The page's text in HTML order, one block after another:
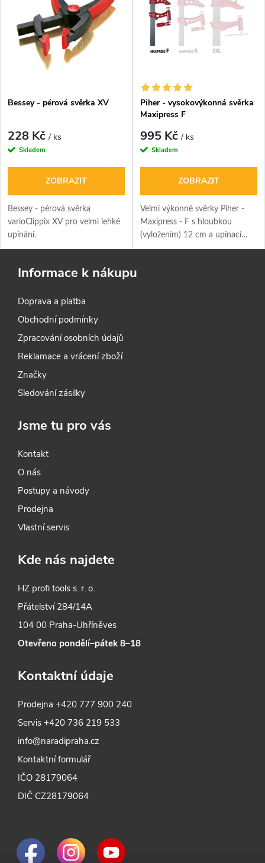
Bessey - pérová svěrka XV
228 Kč/ ks
Skladem
ZOBRAZIT
Bessey - pérová svěrka
varioClippix XV pro velmi lehké
upínání.
Piher - vysokovýkonná svěrka
Maxipress F
995 Kč/ ks
Skladem
ZOBRAZIT
Velmi výkonné svěrky Piher -
Maxipress - F s hloubkou
(vyložením) 12 cm a upínací
silou 900 kg. Nová rukojeť
Informace k nákupu
Doprava a platba
Obchodní podmínky
Zpracování osobních údajů
Reklamace a vrácení zboží
Značky
Sledování zásilky
Jsme tu pro vás
Kontakt
O nás
Postupy a návody
Prodejna
Vlastní servis
Kde nás najdete
HZ profi tools s. r. o.
Přátelství 284/14A
104 00 Praha-Uhříněves
Otevřeno pondělí–pátek 8–18
Kontaktní údaje
Prodejna+420 777 900 240
Servis+420 736 219 533
info@naradipraha.cz
Kontaktní formulář
IČO 28179064
DIČ CZ28179064